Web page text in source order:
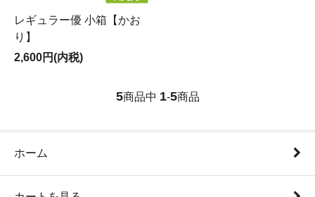
レギュラー優 小箱【かお
り】
2,600円(内税)
5商品中 1-5商品
ホーム